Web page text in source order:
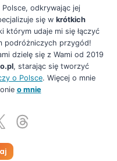
odkrywając jej
się w krótkich
którym udaje mi się łączyć
podróżniczych przygód!
dzielę się z Wami od 2019
, starając się tworzyć
o Polsce. Więcej o mnie
o mnie